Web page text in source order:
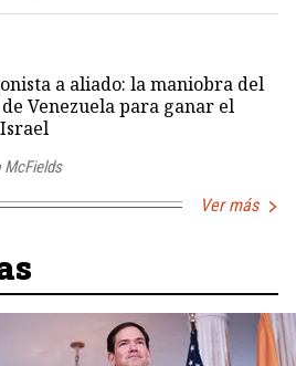
a aliado: la maniobra del
Venezuela para ganar el
Ver más